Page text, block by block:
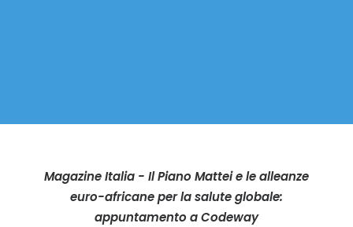
Magazine Italia - Il Piano Mattei e le alleanze
euro-africane per la salute globale:
appuntamento a Codeway